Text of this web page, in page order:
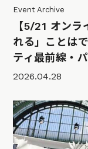
Event Archive
【5/21 オン
れる」ことは
ティ最前線・
2026.04.28